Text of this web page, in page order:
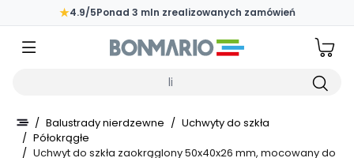
Przejdź do głównej zawartości strony
★4.9/5Ponad 3 mln zrealizowanych zamówień
/ Balustrady nierdzewne / Uchwyty do szkła
/ Półokrągłe
/ Uchwyt do szkła zaokrąglony 50x40x26 mm, mocowany do